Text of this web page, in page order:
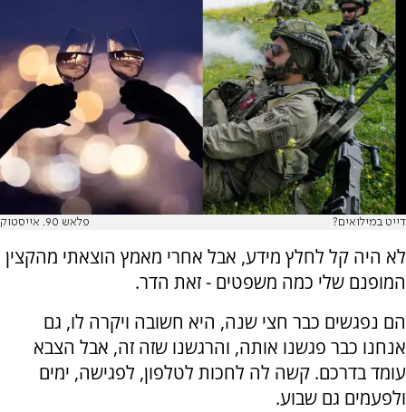
דייט במילואים? פלאש 90. אייסטוק
לא היה קל לחלץ מידע, אבל אחרי מאמץ הוצאתי מהקצין
המופנם שלי כמה משפטים - זאת הדר.
הם נפגשים כבר חצי שנה, היא חשובה ויקרה לו, גם
אנחנו כבר פגשנו אותה, והרגשנו שזה זה, אבל הצבא
עומד בדרכם. קשה לה לחכות לטלפון, לפגישה, ימים
ולפעמים גם שבוע.